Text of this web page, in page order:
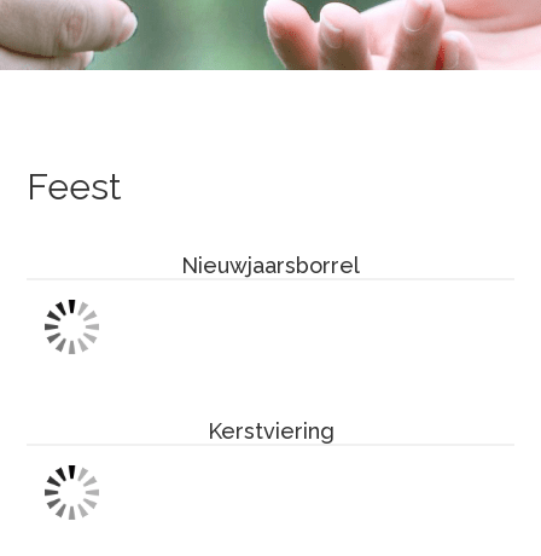
Feest
Nieuwjaarsborrel
Kerstviering